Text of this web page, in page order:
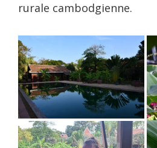
rurale cambodgienne.